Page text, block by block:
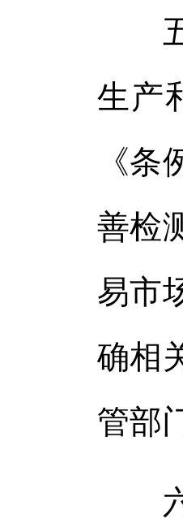
五
生产
《
善检
易市
确相
管部
六